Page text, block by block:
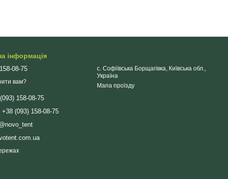
інформація
08-75
вам?
158-08-75
(093) 158-08-75
с. Софіївська Борщагівка, Київська обл.,
Україна
Мапа проїзду